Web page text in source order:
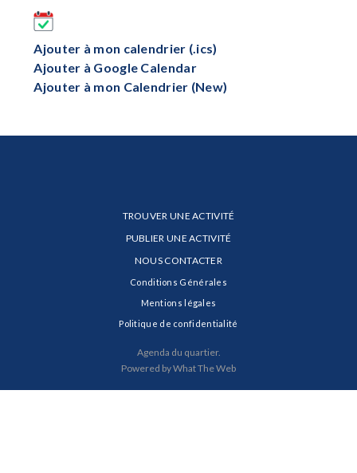
Ajouter à mon calendrier (.ics)
Ajouter à Google Calendar
Ajouter à mon Calendrier (New)
TROUVER UNE ACTIVITÉ
PUBLIER UNE ACTIVITÉ
NOUS CONTACTER
Conditions Générales
Mentions légales
Politique de confidentialité
Agenda du quartier.
Powered by What The Web